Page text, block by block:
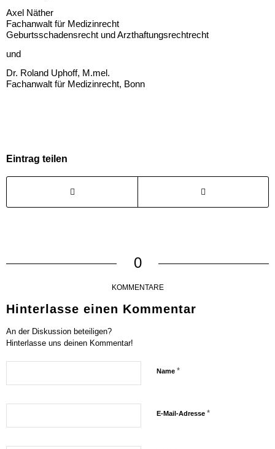
Axel Näther
Fachanwalt für Medizinrecht
Geburtsschadensrecht und Arzthaftungsrechtrecht
und
Dr. Roland Uphoff, M.mel.
Fachanwalt für Medizinrecht, Bonn
Eintrag teilen
0
KOMMENTARE
Hinterlasse einen Kommentar
An der Diskussion beteiligen?
Hinterlasse uns deinen Kommentar!
Name *
E-Mail-Adresse *